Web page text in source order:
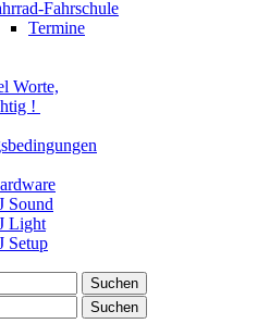
Fahrschule
Termine
Worte,
!
Sound
Light
Setup
Suchen
Suchen